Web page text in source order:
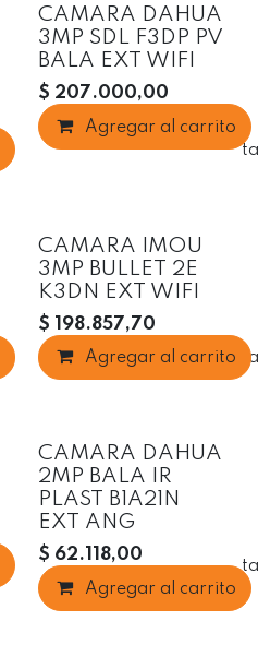
Agregar a la
Oferta
CAMARA DAHUA
3MP SDL F3DP PV
BALA EXT WIFI
$ 207.000,00
Agregar al carrito
Agregar a la
CAMARA IMOU
3MP BULLET 2E
K3DN EXT WIFI
$ 198.857,70
Agregar al carrito
Agregar a la
CAMARA DAHUA
2MP BALA IR
PLAST B1A21N
EXT ANG
$ 62.118,00
Agregar al carrito